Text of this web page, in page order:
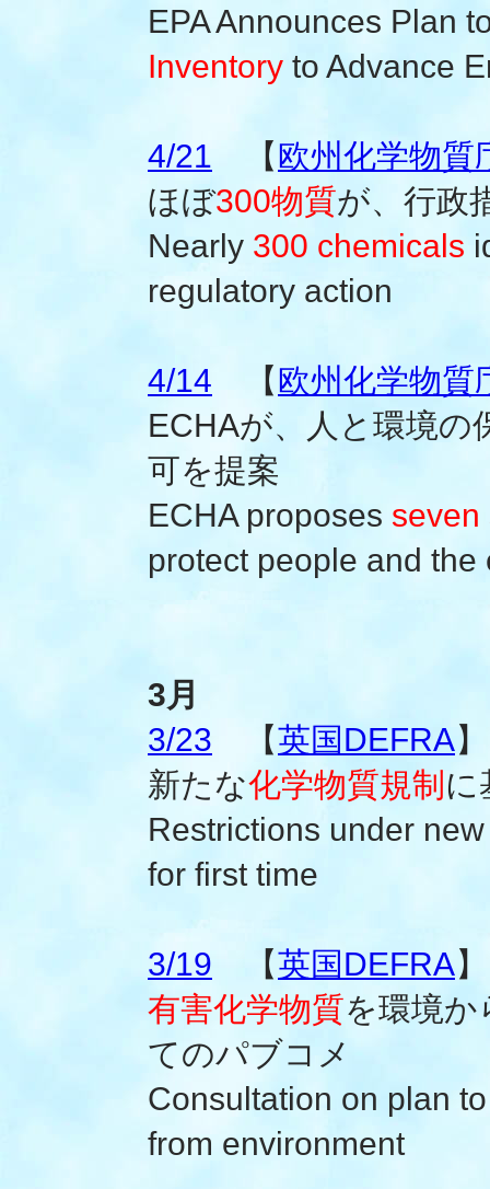
EPA Announces Plan
Inventory to Advance
4/21 【欧州化学物質
ほぼ300物質が、行政
Nearly 300 chemicals
regulatory action
4/14 【欧州化学物質
ECHAが、人と環境の
可を提案
ECHA proposes seven
protect people and the
3月
3/23 【英国DEFRA】
新たな化学物質規制 に
Restrictions under
for first time
3/19 【英国DEFRA】
有害化学物質を環境
てのパブコメ
Consultation on plan
from environment